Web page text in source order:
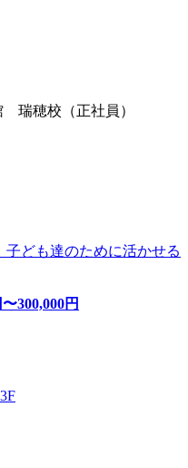
瑞穂校（正社員）
ども達のために活かせる
〜300,000円